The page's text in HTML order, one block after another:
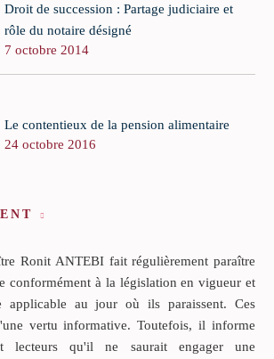
Droit de succession : Partage judiciaire et
rôle du notaire désigné
7 octobre 2014
Le contentieux de la pension alimentaire
24 octobre 2016
Ronit ANTEBI fait régulièrement paraître
conformément à la législation en vigueur et
applicable au jour où ils paraissent. Ces
vertu informative. Toutefois, il informe
lecteurs qu'il ne saurait engager une